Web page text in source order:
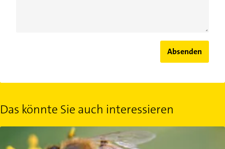
Absenden
Das könnte Sie auch interessieren
To Be(e) or not to Be(e), ist das hier die Frage?